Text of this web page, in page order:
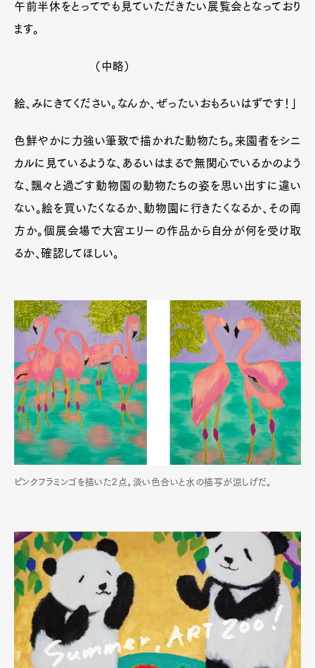
午前半休をとってでも見ていただきたい展覧会となっており
ます。
（中略）
絵、みにきてください。なんか、ぜったいおもろいはずです！」
色鮮やかに力強い筆致で描かれた動物たち。来園者をシニ
カルに見ているような、あるいはまるで無関心でいるかのよう
な、飄々と過ごす動物園の動物たちの姿を思い出すに違い
ない。絵を買いたくなるか、動物園に行きたくなるか、その両
方か。個展会場で大宮エリーの作品から自分が何を受け取
るか、確認してほしい。
ピンクフラミンゴを描いた2点。淡い色合いと水の描写が涼しげだ。